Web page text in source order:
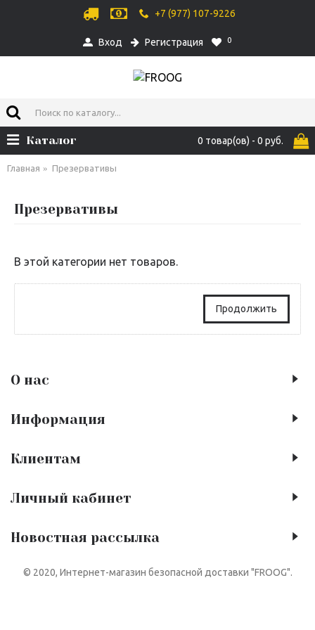
+7 (977) 107-9226
Вход Регистрация 0
0 товар(ов) - 0 руб.
Каталог
Главная Презервативы
Презервативы
В этой категории нет товаров.
Продолжить
О нас
Информация
Клиентам
Личный кабинет
Новостная рассылка
© 2020, Интернет-магазин безопасной доставки "FROOG".